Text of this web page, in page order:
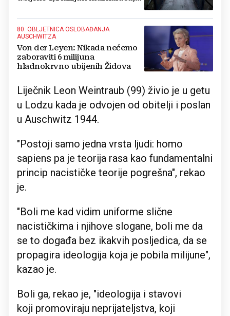
80. OBLJETNICA OSLOBAĐANJA
AUSCHWITZA
Von der Leyen: Nikada nećemo
zaboraviti 6 milijuna
hladnokrvno ubijenih Židova
Liječnik Leon Weintraub (99) živio je u getu
u Lodzu kada je odvojen od obitelji i poslan
u Auschwitz 1944.
"Postoji samo jedna vrsta ljudi: homo
sapiens pa je teorija rasa kao fundamentalni
princip nacističke teorije pogrešna", rekao
je.
"Boli me kad vidim uniforme slične
nacističkima i njihove slogane, boli me da
se to događa bez ikakvih posljedica, da se
propagira ideologija koja je pobila milijune",
kazao je.
Boli ga, rekao je, "ideologija i stavovi
koji promoviraju neprijateljstva, koji